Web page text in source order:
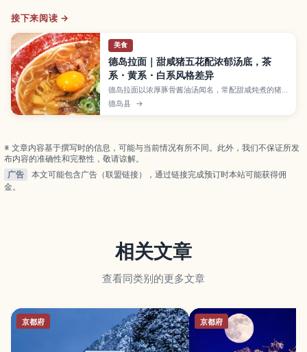
接下来阅读 →
美食
德岛拉面｜甜咸猪五花配浓郁汤底，茶
系・黄系・白系风格差异
德岛拉面以浓厚豚骨酱油汤闻名，常配甜咸炖煮的猪
五花与生鸡蛋，味道层次丰富。本文整理茶系、黄
系、白系三种风格的特点与适合人群，帮你快速选对
德岛县 →
※ 文章内容基于撰写时的信息，可能与当前情况有所不同。此外，我们不保证所发
布内容的准确性和完整性，敬请谅解。
广告
本文可能包含广告（联盟链接），通过链接完成预订时本站可能获得佣
金。
相关文章
查看同类别的更多文章
京都府 京都府